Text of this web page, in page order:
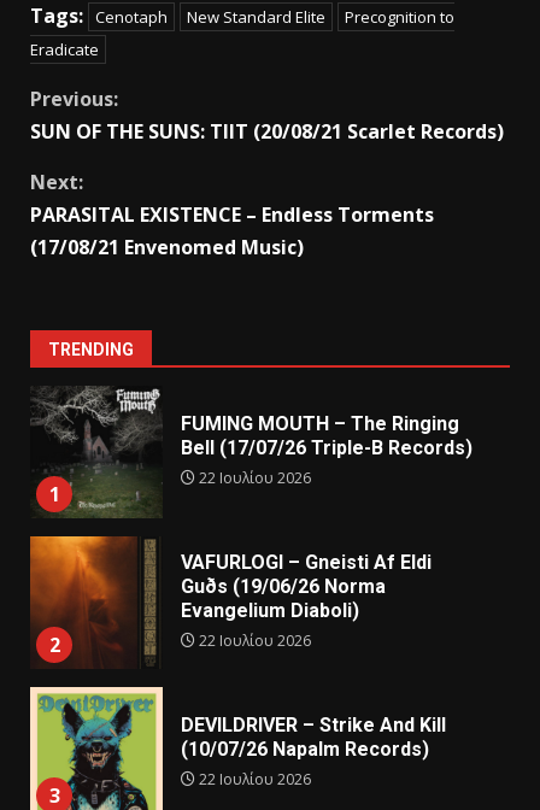
Tags: Cenotaph New Standard Elite
Precognition to
Eradicate
Previous:
SUN OF THE SUNS: TIIT (20/08/21 Scarlet Records)
Next:
PARASITAL EXISTENCE – Endless Torments
(17/08/21 Envenomed Music)
TRENDING
1
FUMING MOUTH – The Ringing
Bell (17/07/26 Triple-B Records)
22 Ιουλίου 2026
2
VAFURLOGI – Gneisti Af Eldi
Guðs (19/06/26 Norma
Evangelium Diaboli)
22 Ιουλίου 2026
3
DEVILDRIVER – Strike And Kill
(10/07/26 Napalm Records)
22 Ιουλίου 2026